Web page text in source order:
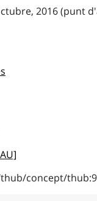
2016 (punt
concept/